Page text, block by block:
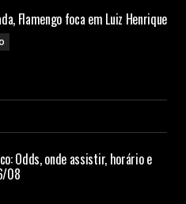
Flamengo foca em Luiz Henrique
Odds, onde assistir, horário e
08